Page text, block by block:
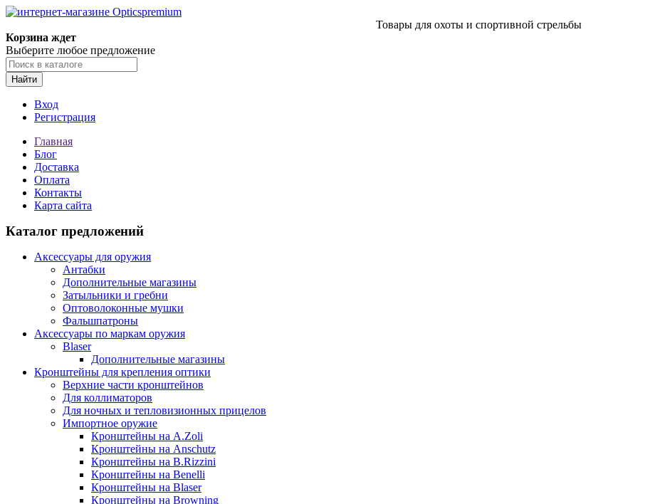
Товары для охоты и спортивной стрельбы
Корзина ждет
Выберите любое предложение
Найти
Вход
Регистрация
Главная
Блог
Доставка
Оплата
Контакты
Карта сайта
Каталог предложений
Аксессуары для оружия
Антабки
Дополнительные магазины
Затыльники и гребни
Оптоволоконные мушки
Фальшпатроны
Аксессуары по маркам оружия
Blaser
Дополнительные магазины
Кронштейны для крепления оптики
Верхние части кронштейнов
Для коллиматоров
Для ночных и тепловизионных прицелов
Импортное оружие
Кронштейны на A.Zoli
Кронштейны на Anschutz
Кронштейны на B.Rizzini
Кронштейны на Benelli
Кронштейны на Blaser
Кронштейны на Browning